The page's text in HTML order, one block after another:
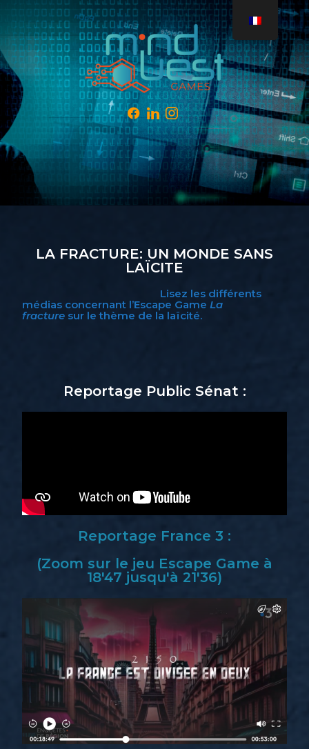
LA FRACTURE: UN MONDE SANS
LAÏCITE
Lisez les différents
médias concernant l’Escape GameLa
fracture sur le thème de la laïcité.
Reportage Public Sénat :
Reportage France 3 :
(Zoom sur le jeu Escape Game à
18'47 jusqu'à 21'36)